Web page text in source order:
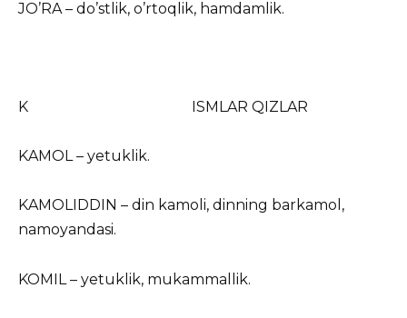
JO’RA – do’stlik, o’rtoqlik, hamdamlik.
K ISMLAR QIZLAR
KAMOL – yetuklik.
KAMOLIDDIN – din kamoli, dinning barkamol,
namoyandasi.
KOMIL – yetuklik, mukammallik.